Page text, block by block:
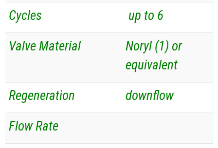
Cycles
up to 6
Valve Material
Noryl (1) or
equivalent
Regeneration
downflow
Flow Rate